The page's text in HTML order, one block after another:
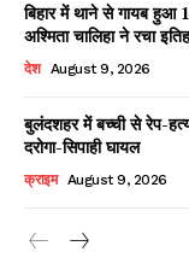
X
Read
बिहार में थाने से गायब हुआ
अश्मिता चालिहा ने रचा
देश August 9, 2026
बुलंदशहर में बच्ची से रेप-
दरोगा-सिपाही घायल
क्राइम August 9, 2026